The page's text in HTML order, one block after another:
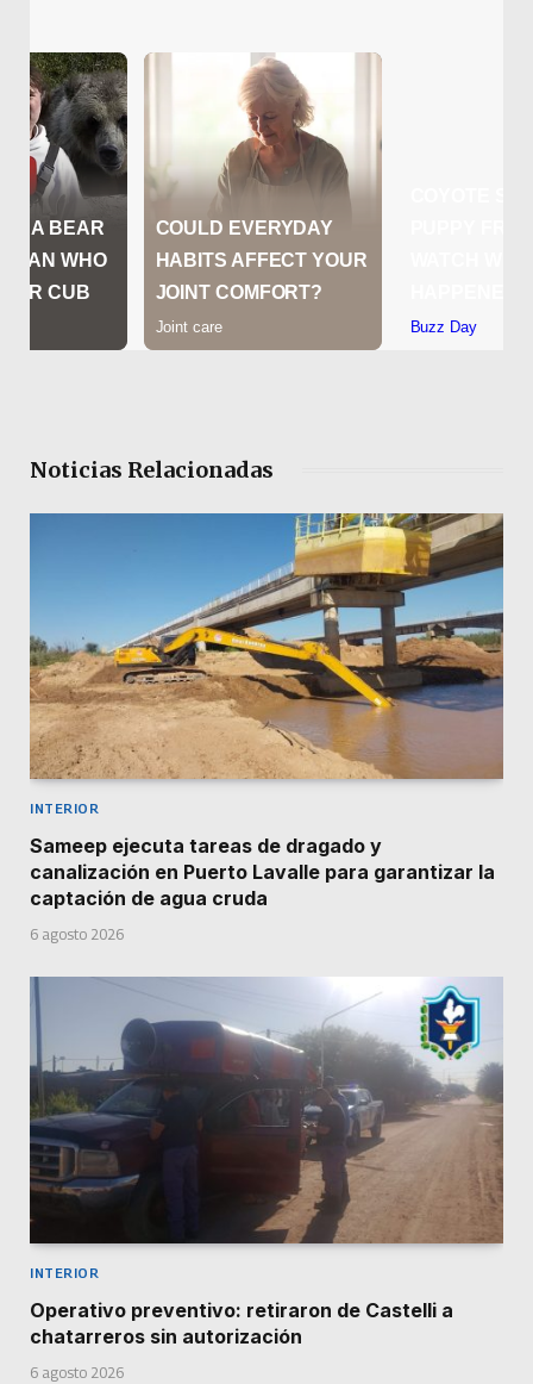
Noticias Relacionadas
INTERIOR
Sameep ejecuta tareas de dragado y
canalización en Puerto Lavalle para garantizar la
captación de agua cruda
6 agosto 2026
INTERIOR
Operativo preventivo: retiraron de Castelli a
chatarreros sin autorización
6 agosto 2026